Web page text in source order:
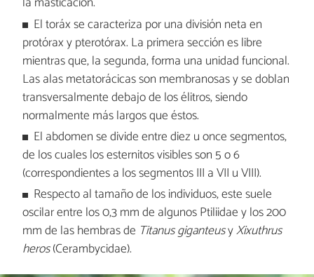
El toráx se caracteriza por una división neta en
protórax y pterotórax. La primera sección es libre
mientras que, la segunda, forma una unidad funcional.
Las alas metatorácicas son membranosas y se doblan
transversalmente debajo de los élitros, siendo
normalmente más largos que éstos.
El abdomen se divide entre diez u once segmentos,
de los cuales los esternitos visibles son 5 o 6
(correspondientes a los segmentos III a VII u VIII).
Respecto al tamaño de los individuos, este suele
oscilar entre los 0,3 mm de algunos Ptiliidae y los 200
mm de las hembras de Titanus giganteusyXixuthrus
heros(Cerambycidae).